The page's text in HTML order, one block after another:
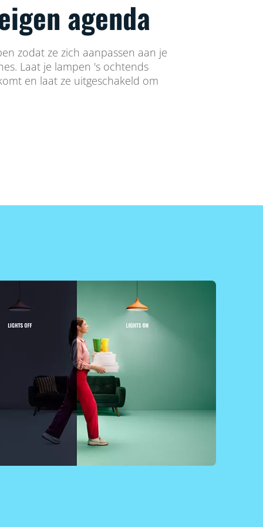
agenda
zodat ze zich aanpassen aan je
Laat je lampen 's ochtends
en laat ze uitgeschakeld om